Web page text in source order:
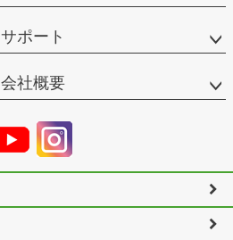
サポート
会社概要